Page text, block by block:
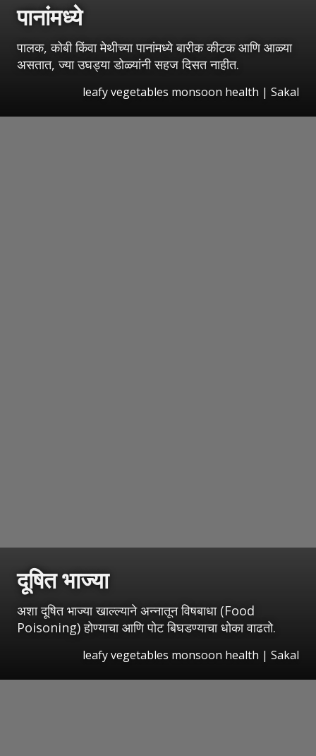
पानांमध्ये
पालक, कोबी किंवा मेथीच्या पानांमध्ये बारीक कीटक आणि आळ्या
असतात, ज्या उघड्या डोळ्यांनी सहज दिसत नाहीत.
leafy vegetables monsoon health | Sakal
दूषित भाज्या
अशा दूषित भाज्या खाल्ल्याने अन्नातून विषबाधा (Food
Poisoning) होण्याचा आणि पोट बिघडण्याचा धोका वाढतो.
leafy vegetables monsoon health | Sakal